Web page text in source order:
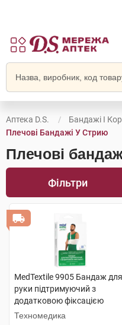
Аптека D.S. Бандажі І
Плечові Бандажі У Стрию
Плечові
Фільтри
MedTextile 9905 Бандаж для
руки підтримуючий з
додатковою фіксацією
розмір L 1 шт
Техномедика